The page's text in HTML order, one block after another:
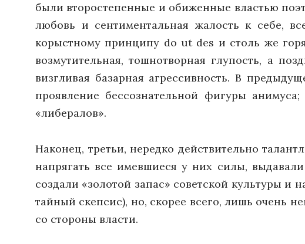
были второстепенные и обиженные властью
любовь и сентиментальная жалость к себе,
корыстному принципу do ut des и столь же
возмутительная, тошнотворная глупость, а
визгливая базарная агрессивность. В
проявление бессознательной фигуры
«либералов».
Наконец, третьи, нередко действительно
напрягать все имевшиеся у них силы,
создали «золотой запас» советской культуры и
тайный скепсис), но, скорее всего, лишь очень
со стороны власти.